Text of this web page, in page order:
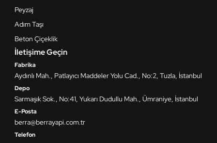
Peyzaj
Adım Taşı
Beton Çiçeklik
İletişime Geçin
Fabrika
Aydınlı Mah., Patlayıcı Maddeler Yolu Cad., No:2, Tuzla, İstanbul
Depo
Sarmaşık Sok., No:41, Yukarı Dudullu Mah., Ümraniye, İstanbul
E-Posta
berra@berrayapi.com.tr
Telefon